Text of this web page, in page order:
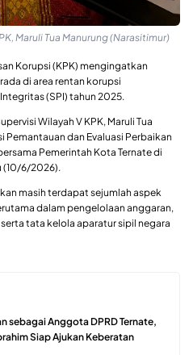
Maruli Tua Manurung (Narasitimur)
Korupsi (KPK) mengingatkan
di area rentan korupsi
(SPI) tahun 2025.
Wilayah V KPK, Maruli Tua
Pemantauan dan Evaluasi Perbaikan
Pemerintah Kota Ternate di
(10/6/2026).
masih terdapat sejumlah aspek
dalam pengelolaan anggaran,
tata kelola aparatur sipil negara
sebagai Anggota DPRD Ternate,
Siap Ajukan Keberatan